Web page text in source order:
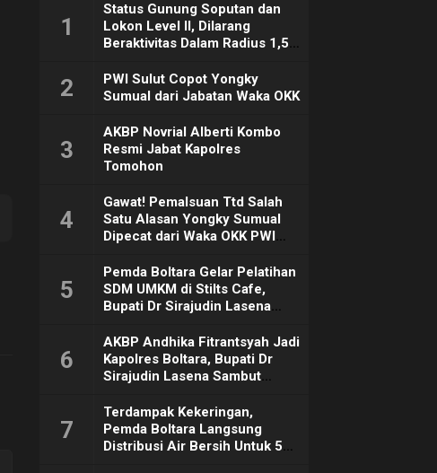
1
Status Gunung Soputan dan
Lokon Level II, Dilarang
Beraktivitas Dalam Radius 1,5
2
PWI Sulut Copot Yongky
Sumual dari Jabatan Waka OKK
3
AKBP Novrial Alberti Kombo
Resmi Jabat Kapolres
Tomohon
4
Gawat! Pemalsuan Ttd Salah
Satu Alasan Yongky Sumual
Dipecat dari Waka OKK PWI
5
Pemda Boltara Gelar Pelatihan
SDM UMKM di Stilts Cafe,
Bupati Dr Sirajudin Lasena
Dorong Ekonomi Daerah
6
AKBP Andhika Fitrantsyah Jadi
Kapolres Boltara, Bupati Dr
Sirajudin Lasena Sambut
7
Terdampak Kekeringan,
Pemda Boltara Langsung
Distribusi Air Bersih Untuk 50